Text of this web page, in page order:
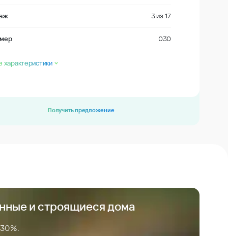
3из 17
030
характеристики
Получить предложение
и строящиеся дома